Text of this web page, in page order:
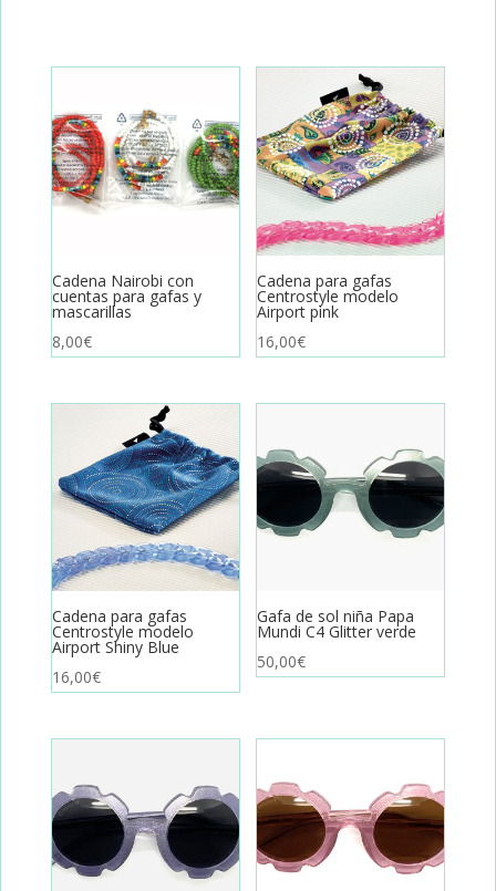
Cadena Nairobi con
cuentas para gafas y
mascarillas
8,00€
Cadena para gafas
Centrostyle modelo
Airport pink
16,00€
Cadena para gafas
Centrostyle modelo
Airport Shiny Blue
16,00€
Gafa de sol niña Papa
Mundi C4 Glitter verde
50,00€